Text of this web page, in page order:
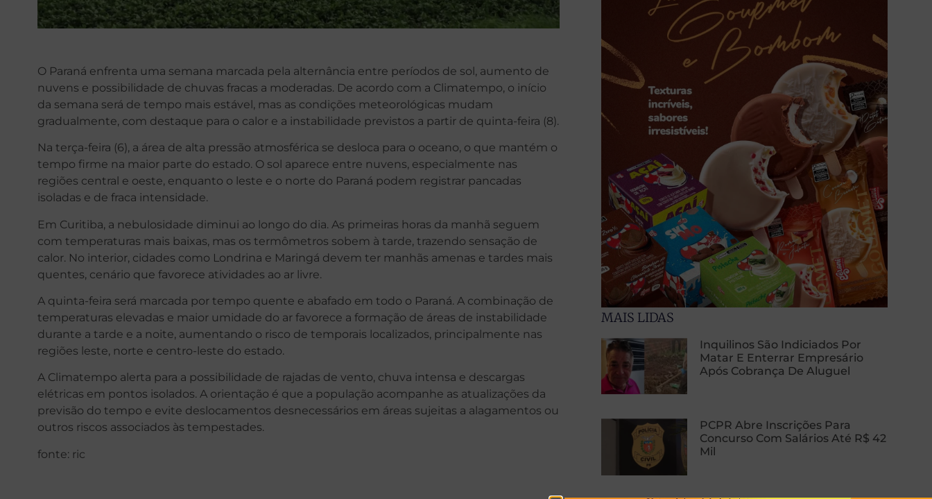
O Paraná enfrenta uma semana marcada pela alternância entre períodos de sol, aumento de
nuvens e possibilidade de chuvas fracas a moderadas. De acordo com a Climatempo, o início
da semana será de tempo mais estável, mas as condições meteorológicas mudam
gradualmente, com destaque para o calor e a instabilidade previstos a partir de quinta-feira (8).
Na terça-feira (6), a área de alta pressão atmosférica se desloca para o oceano, o que mantém o
tempo firme na maior parte do estado. O sol aparece entre nuvens, especialmente nas
regiões central e oeste, enquanto o leste e o norte do Paraná podem registrar pancadas
isoladas e de fraca intensidade.
Em Curitiba, a nebulosidade diminui ao longo do dia. As primeiras horas da manhã seguem
com temperaturas mais baixas, mas os termômetros sobem à tarde, trazendo sensação de
calor. No interior, cidades como Londrina e Maringá devem ter manhãs amenas e tardes mais
quentes, cenário que favorece atividades ao ar livre.
A quinta-feira será marcada por tempo quente e abafado em todo o Paraná. A combinação de
temperaturas elevadas e maior umidade do ar favorece a formação de áreas de instabilidade
durante a tarde e a noite, aumentando o risco de temporais localizados, principalmente nas
regiões leste, norte e centro-leste do estado.
A Climatempo alerta para a possibilidade de rajadas de vento, chuva intensa e descargas
elétricas em pontos isolados. A orientação é que a população acompanhe as atualizações da
previsão do tempo e evite deslocamentos desnecessários em áreas sujeitas a alagamentos ou
outros riscos associados às tempestades.
fonte: ric
MAIS LIDAS
Inquilinos São Indiciados Por
Matar E Enterrar Empresário
Após Cobrança De Aluguel
PCPR Abre Inscrições Para
Concurso Com Salários Até R$ 42
Mil